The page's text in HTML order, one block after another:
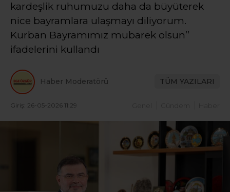
kardeşlik ruhumuzu daha da büyüterek
nice bayramlara ulaşmayı diliyorum.
Kurban Bayramımız mübarek olsun’’
ifadelerini kullandı
Haber Moderatörü TÜM YAZILARI
Giriş: 26-05-2026 11:29 Gündem Haber